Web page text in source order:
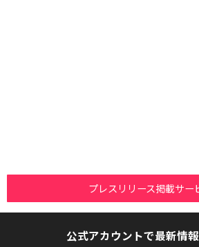
プレスリリース掲載サー
公式アカウントで最新情報